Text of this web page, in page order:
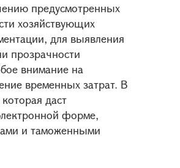
предусмотренных
хозяйствующих
для выявления
прозрачности
внимание на
временных затрат. В
даст
форме,
и таможенными